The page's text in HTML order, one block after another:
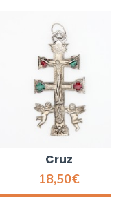
Cruz
18,50€